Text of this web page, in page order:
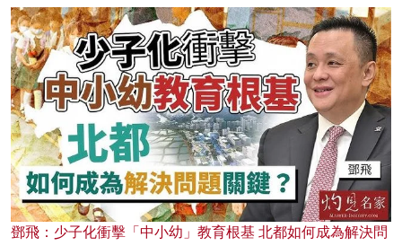
鄧飛：少子化衝擊「中小幼」教育根基 北都如何成為解決問